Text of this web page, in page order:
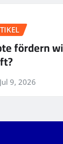
fördern
Jul 9, 2026